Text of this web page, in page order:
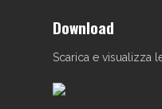
Download
Scarica e visualizza